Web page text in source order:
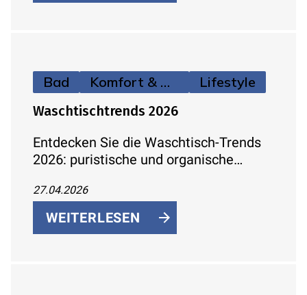
Bad Komfort & Hygiene Lifestyle
Waschtischtrends 2026
Entdecken Sie die Waschtisch-Trends
2026: puristische und organische
Stauraum und passende Armaturen für
ein stilvolles, funktionales Bad.
27.04.2026
WEITERLESEN